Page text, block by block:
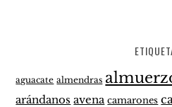
aguacate almendras
arándanos avena camarones